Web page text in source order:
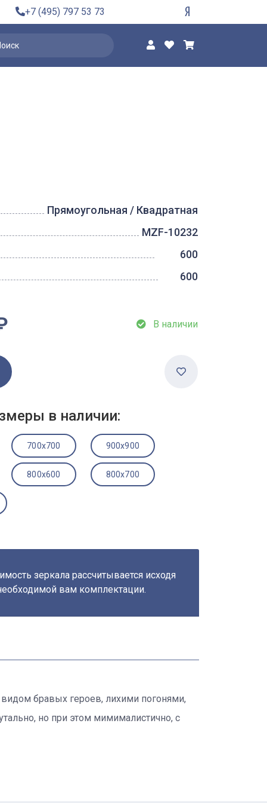
+7 (495) 797 53 73
Прямоугольная / Квадратная
MZF-10232
600
600
В наличии
в наличии:
700x700 900x900
800x600 800x700
зеркала рассчитывается исходя
вам комплектации.
бравых героев, лихими погонями,
но при этом мимималистично, с